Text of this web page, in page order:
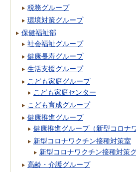
税務グループ
環境対策グループ
保健福祉部
社会福祉グループ
健康長寿グループ
生活支援グループ
こども家庭グループ
こども家庭センター
こども育成グループ
健康推進グループ
健康推進グループ（新型コロナ
新型コロナワクチン接種対策室
新型コロナワクチン接種対策
高齢・介護グループ